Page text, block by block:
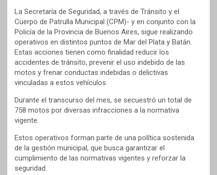
La Secretaría de Seguridad, a través de Tránsito y el
Cuerpo de Patrulla Municipal (CPM)- y en conjunto con la
Policía de la Provincia de Buenos Aires, sigue realizando
operativos en distintos puntos de Mar del Plata y Batán.
Estas acciones tienen como finalidad reducir los
accidentes de tránsito, prevenir el uso indebido de las
motos y frenar conductas indebidas o delictivas
vinculadas a estos vehículos.
Durante el transcurso del mes, se secuestró un total de
758 motos por diversas infracciones a la normativa
vigente.
Estos operativos forman parte de una política sostenida
de la gestión municipal, que busca garantizar el
cumplimiento de las normativas vigentes y reforzar la
seguridad.